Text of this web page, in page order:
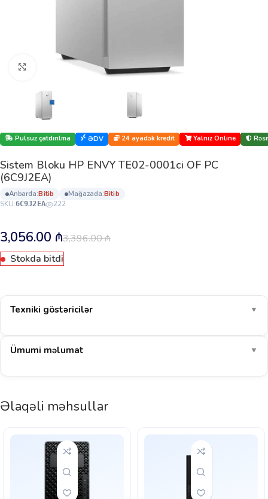
Böyütmək üçün klikləyin
Pulsuz çatdırılma ƏDV 24 ayadək kredit Yalnız Online
Sistem Bloku HP ENVY TE02-0001ci OF PC
(6C9J2EA)
anbarda: bi̇ti̇b mağazada: bi̇ti̇b
SKU:6C9J2EA 222
3,396.00₼
3,056.00 ₼
Stokda bitdi
Texniki göstəricilər ▼
Ümumi məlumat ▼
Əlaqəli məhsullar